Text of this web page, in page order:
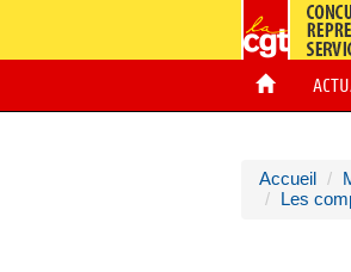
Accueil
Les